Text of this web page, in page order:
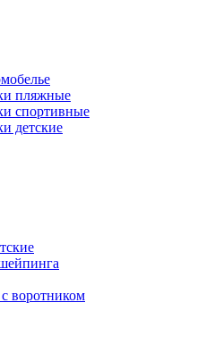
пляжные
спортивные
детские
воротником